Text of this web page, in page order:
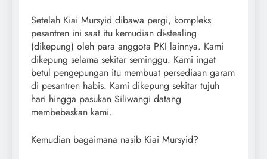
Setelah Kiai Mursyid dibawa pergi, kompleks
pesantren ini saat itu kemudian di-stealing
(dikepung) oleh para anggota PKI lainnya. Kami
dikepung selama sekitar seminggu. Kami ingat
betul pengepungan itu membuat persediaan garam
di pesantren habis. Kami dikepung sekitar tujuh
hari hingga pasukan Siliwangi datang
membebaskan kami.
Kemudian bagaimana nasib Kiai Mursyid?